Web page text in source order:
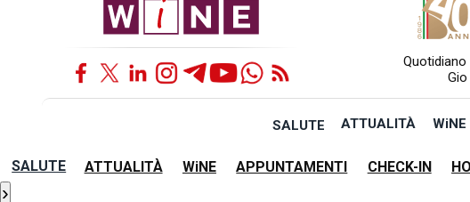
SALUTE ATTUALITÀ WiNE
SALUTE ATTUALITÀ WiNE APPUNTAMENTI CHECK-IN
›